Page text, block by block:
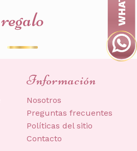
regalo
Información
Nosotros
Preguntas frecuentes
Políticas del sitio
Contacto